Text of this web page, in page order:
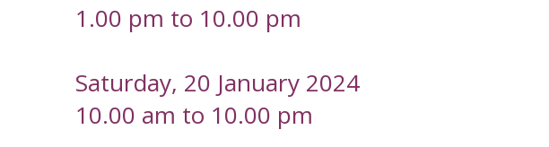
1.00 pm to 10.00 pm
Saturday, 20 January 2024
10.00 am to 10.00 pm